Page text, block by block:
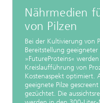
Nährmedien
von Pilzen
Bei der Kultivierung von
Bereitstellung
»FutureProteins«
Kreislaufführung von
Kostenaspekt optimiert.
geeignete Pilze
gezüchtet. Die